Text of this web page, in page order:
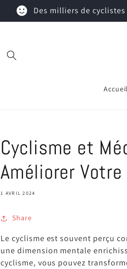
sentiment_satisfied Des milliers de
Accueil
Cyclisme et
Améliorer
1 AVRIL 2024
Share
Le cyclisme est souvent perçu
une dimension mentale
cyclisme, vous pouvez